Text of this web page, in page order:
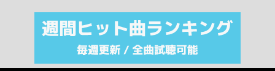
注目カテゴリ
オリジナルiTunes週間トップソング